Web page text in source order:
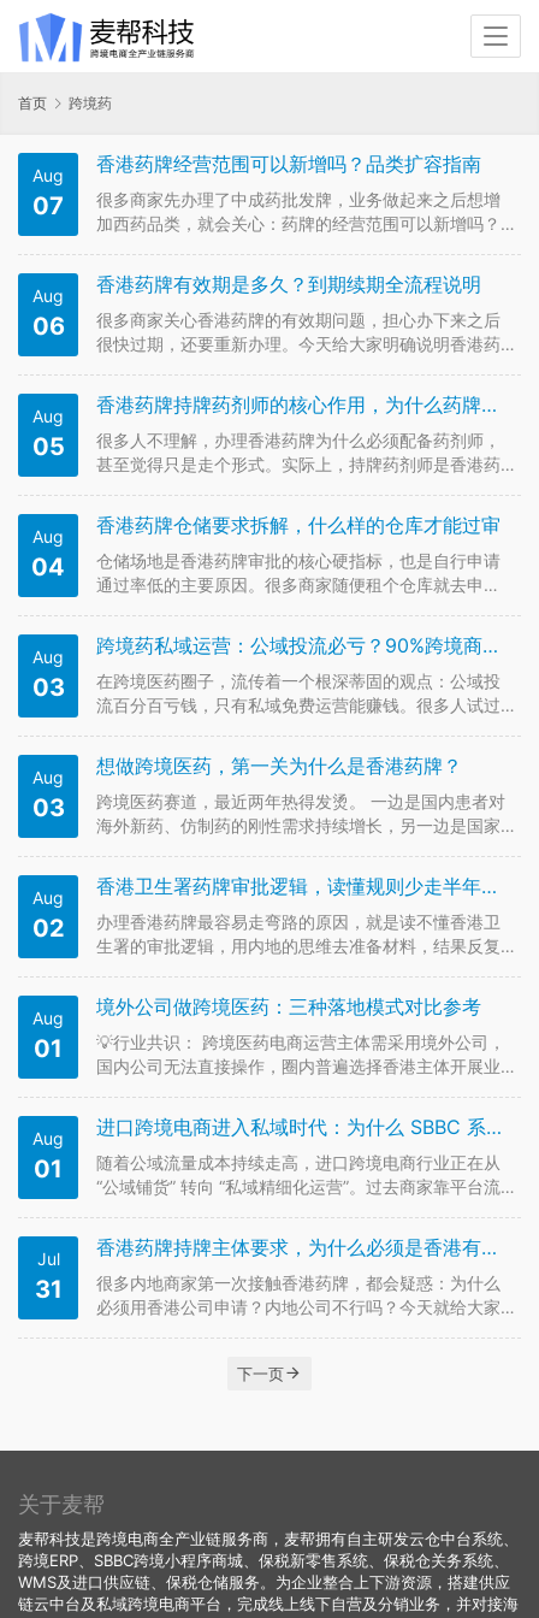
首页 跨境药
Aug
07
香港药牌经营范围可以新增吗？品类扩容指南
很多商家先办理了中成药批发牌，业务做起来之后想增
加西药品类，就会关心：药牌的经营范围可以新增吗？
楚品类扩容的正确路径。 首先明确：香港药牌的品类不
能直接新增升级，中成药牌和西药牌是相互独立的两类
牌照，不能通过变更经营范围的方…
Aug
06
香港药牌有效期是多久？到期续期全流程说明
很多商家关心香港药牌的有效期问题，担心办下来之后
很快过期，还要重新办理。今天给大家明确说明香港药
牌照没有终身有效期，实行年度续期制度，也就是每年
都需要办理年检续期。只要按时完成续期、合规经营，
牌照可以一直持有使用，不存在几…
Aug
05
香港药牌持牌药剂师的核心作用，为什么药牌离不开药剂师
很多人不理解，办理香港药牌为什么必须配备药剂师，
甚至觉得只是走个形式。实际上，持牌药剂师是香港药
规药剂师，药牌根本无法申请也无法维持。 根据香港法
例，药品批发企业必须聘用注册药剂师负责药品质量管
理。药剂师的核心职责包括：审核…
Aug
04
香港药牌仓储要求拆解，什么样的仓库才能过审
仓储场地是香港药牌审批的核心硬指标，也是自行申请
通过率低的主要原因。很多商家随便租个仓库就去申
拆解一下，符合要求的仓库到底要满足哪些标准。 第
一，属地与性质要求。仓库必须位于香港境内，是正规
的商业仓储用途，有合法的租赁协议和…
Aug
03
跨境药私域运营：公域投流必亏？90%跨境商家都搞错了盈利逻辑
在跨境医药圈子，流传着一个根深蒂固的观点：公域投
流百分百亏钱，只有私域免费运营能赚钱。很多人试过
境医药公域投流真的必亏吗？ 其实投流亏钱的核心，从
来不是公域流量不行，而是你的公私域联动逻辑错位
了。很多商家误以为公域要当场成交…
Aug
03
想做跨境医药，第一关为什么是香港药牌？
跨境医药赛道，最近两年热得发烫。 一边是国内患者对
海外新药、仿制药的刚性需求持续增长，另一边是国家
天竺、河南郑州、上海外高桥……试点城市名单越来越
长，平台方也在加速布局——天猫国际、京东国际、美
团买药、叮当快药，都在抢跨境药…
Aug
02
香港卫生署药牌审批逻辑，读懂规则少走半年弯路
办理香港药牌最容易走弯路的原因，就是读不懂香港卫
生署的审批逻辑，用内地的思维去准备材料，结果反复
半年弯路。 香港卫生署审批药牌，核心关注三个维度：
主体合规、场地合规、人员合规，三者缺一不可。主体
合规要求申请公司是香港合法注册…
Aug
01
境外公司做跨境医药：三种落地模式对比参考
💡行业共识： 跨境医药电商运营主体需采用境外公司，
国内公司无法直接操作，圈内普遍选择香港主体开展业
服务器部署等层面优势更突出。 模式①｜新设香港公司
+ 自主申请医药批发牌照 ✅操作方案 自主注册香港公
司，委托代办机构申请香…
Aug
01
进口跨境电商进入私域时代：为什么 SBBC 系统成了行业标配
随着公域流量成本持续走高，进口跨境电商行业正在从
“公域铺货” 转向 “私域精细化运营”。过去商家靠平台流
模式越来越难赚钱。 在此背景下，SBBC 模式快速崛
起，对应的跨境电商 SBBC 系统也成了众多进口企业的
标配，…
Jul
31
香港药牌持牌主体要求，为什么必须是香港有限公司
很多内地商家第一次接触香港药牌，都会疑惑：为什么
必须用香港公司申请？内地公司不行吗？今天就给大家
发给在香港注册的有限公司，个人、个体户、海外注册
下一页
关于麦帮
麦帮科技是跨境电商全产业链服务商，麦帮拥有自主研发云仓中台系统、
跨境ERP、SBBC跨境小程序商城、保税新零售系统、保税仓关务系统、
WMS及进口供应链、保税仓储服务。为企业整合上下游资源，搭建供应
链云中台及私域跨境电商平台，完成线上线下自营及分销业务，并对接海